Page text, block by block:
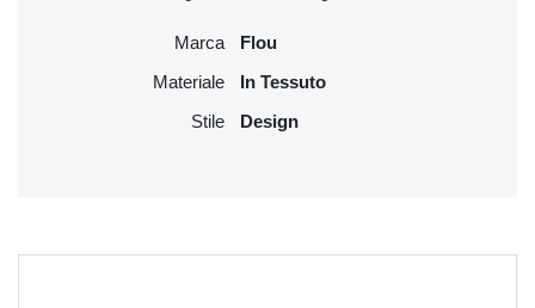
Marca Flou
Materiale In Tessuto
Stile Design